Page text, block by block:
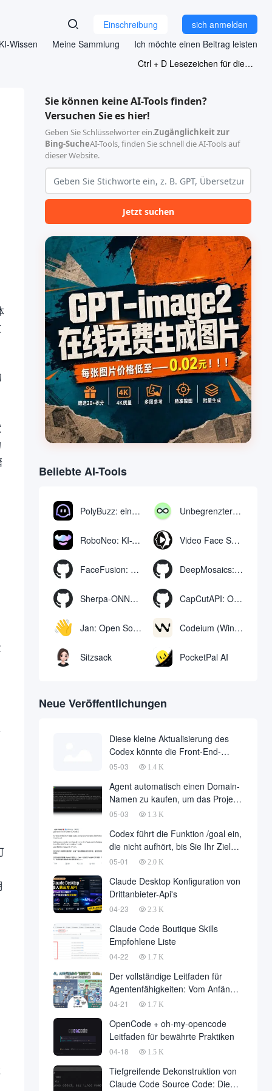
sich anmelden
Einschreibung
KI-Wissen Meine Sammlung
Ich möchte einen Beitrag leisten
Ctrl + D Lesezeichen für diese Seite
Sie können keine AI-Tools finden?
Versuchen Sie es hier!
Geben Sie Schlüsselwörter ein.Zugänglichkeit zur
Bing-SucheAI-Tools, finden Sie schnell die AI-Tools auf
dieser Website.
Jetzt suchen
Beliebte AI-Tools
PolyBuzz: eine kostenlose Chat- und Rollenspielplattform für die Interaktion mit KI-Charakteren Unbegrenzter AI-Chat: kostenloses unbegrenztes AI-Chat-Tool
RoboNeo: KI-Tool zur Erstellung und Bearbeitung von Videos und Bildern per Chat Video Face Swap
FaceFusion: Video Face Swap Enhancement Tool | Voice Sync Video Mouth Moves DeepMosaics: Automatisches Entfernen von Mosaiken aus oder Hinzufügen von Mosaiken zu Bildern und Videos
Sherpa-ONNX: Offline-Spracherkennung und -synthese mit ONNXRuntime CapCutAPI: Open-Source-Tool zur automatischen Steuerung von CapCut-Videoclips
Jan: Open Source Offline-KI-Assistent, ChatGPT-Ersatz, lokale KI-Modelle oder Verbindung zur Cloud-KI Codeium (Windsurf Editor): kostenloses KI-Code-Vervollständigungs- und Chat-Tool, Windsurf schreibt den kompletten Projektcode in einer dialogorientierten Weise
Sitzsack PocketPal AI
Neue Veröffentlichungen
Diese kleine Aktualisierung des
Codex könnte die Front-End-
Arbeiten um die Hälfte reduzieren
05-03 1.4 K
Agent automatisch einen Domain-
Namen zu kaufen, um das Projekt
bereitstellen, vollautomatische
im Namen der Entwicklungsfirma
zu einer großen Anzahl von fallen
05-03 1.3 K
Codex führt die Funktion /goal ein,
die nicht aufhört, bis Sie Ihr Ziel
erreicht haben
05-01 2.0 K
Claude Desktop Konfiguration von
Drittanbieter-Api's
04-23 2.3 K
Claude Code Boutique Skills
Empfohlene Liste
04-22 1.7 K
Der vollständige Leitfaden für
Agentenfähigkeiten: Vom Anfänger
zum Meister
04-21 1.7 K
OpenCode + oh-my-opencode
Leitfaden für bewährte Praktiken
04-18 1.5 K
Tiefgreifende Dekonstruktion von
Claude Code Source Code: Die